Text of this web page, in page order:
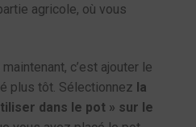
agricole, où vous
c’est ajouter le
plus tôt. Sélectionnez la
dans le pot » sur le